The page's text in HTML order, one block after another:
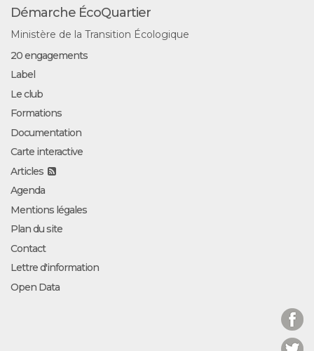
Démarche ÉcoQuartier
Ministère de la Transition Écologique
20 engagements
Label
Le club
Formations
Documentation
Carte interactive
Articles
Agenda
Mentions légales
Plan du site
Contact
Lettre d'information
Open Data
Facebook
Twitter